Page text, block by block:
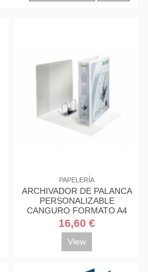
PAPELERÍA
ARCHIVADOR DE PALANCA
PERSONALIZABLE
CANGURO FORMATO A4
LOMO 75 MM. BLANCO
ESSELTE...
16,60 €
View